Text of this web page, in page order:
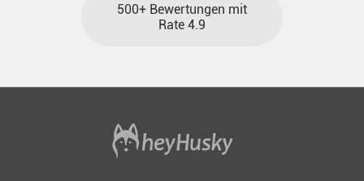
500+ Bewertungen mit
Rate 4.9